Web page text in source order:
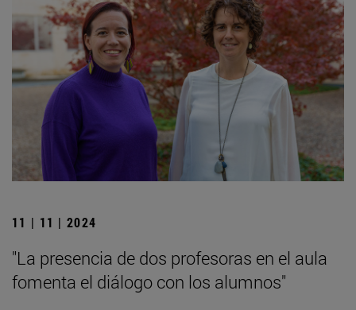
11 | 11 | 2024
"La presencia de dos profesoras en el aula
fomenta el diálogo con los alumnos"